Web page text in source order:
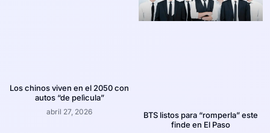
Los chinos viven en el 2050 con
autos “de pelìcula”
abril 27, 2026
BTS listos para “romperla” este
finde en El Paso